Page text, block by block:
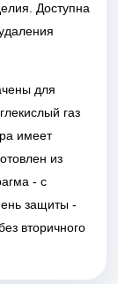
Доступна
для
газ
имеет
из
- с
защиты -
вторичного